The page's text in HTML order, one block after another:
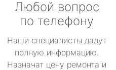
Любой вопрос
по телефону
Наши специалисты дадут
полную информацию.
Назначат цену ремонта и